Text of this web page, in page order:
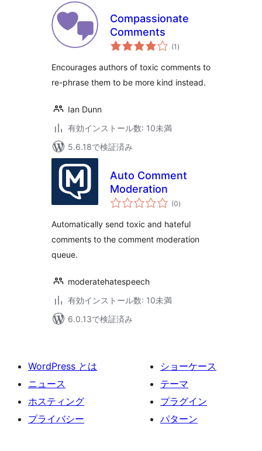
Compassionate
Comments
(1 個
の
価
)
Encourages authors of toxic comments to
re-phrase them to be more kind instead.
Ian Dunn
有効インストール数: 10未満
5.6.18で検証済み
Auto Comment
Moderation
(0個
の
価
)
Automatically send toxic and hateful
comments to the comment moderation
queue.
moderatehatespeech
有効インストール数: 10未満
6.0.13で検証済み
WordPress とは
ニュース
ホスティング
プライバシー
ショーケース
テーマ
プラグイン
パターン